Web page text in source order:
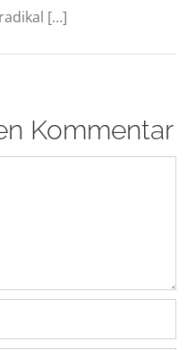
[…]
Kommentar